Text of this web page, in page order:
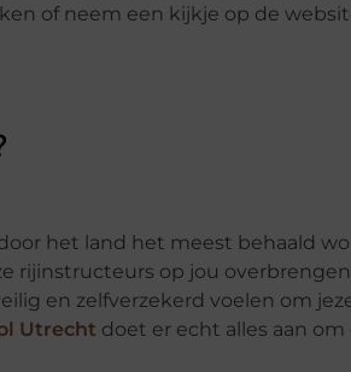
of neem een kijkje op de
het land het meest behaald
rijinstructeurs op jou overbrengen
en zelfverzekerd voelen om
Utrecht doet er echt alles aan